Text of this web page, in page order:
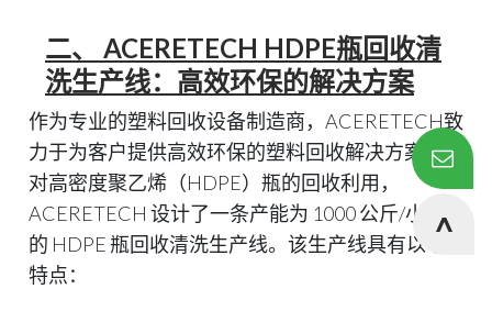
二、 ACERETECH HDPE瓶回收清
洗生产线：高效环保的解决方案
作为专业的塑料回收设备制造商，ACERETECH致
力于为客户提供高效环保的塑料回收解决方案。针
对高密度聚乙烯（HDPE）瓶的回收利用，
ACERETECH 设计了一条产能为 1000 公斤/小时
的 HDPE 瓶回收清洗生产线。该生产线具有以下
特点：